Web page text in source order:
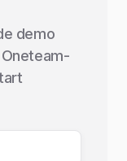
demo